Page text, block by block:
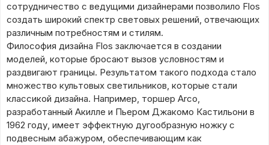
сотрудничество с ведущими дизайнерами позволило Flos
создать широкий спектр световых решений, отвечающих
различным потребностям и стилям.
Философия дизайна Flos заключается в создании
моделей, которые бросают вызов условностям и
раздвигают границы. Результатом такого подхода стало
множество культовых светильников, которые стали
классикой дизайна. Например, торшер Arco,
разработанный Акилле и Пьером Джакомо Кастильони в
1962 году, имеет эффектную дугообразную ножку с
подвесным абажуром, обеспечивающим как